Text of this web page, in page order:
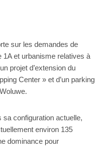
sur les demandes de
1A et urbanisme relatives à
projet d’extension du
Center » et d’un parking
sa configuration actuelle,
environ 135
dominance pour